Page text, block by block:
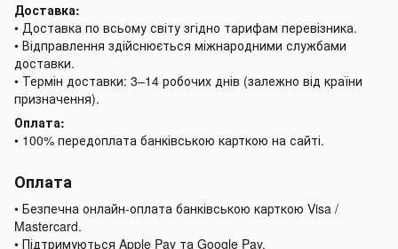
Доставка:
• Доставка по всьому світу згідно тарифам перевізника.
• Відправлення здійснюється міжнародними службами
доставки.
• Термін доставки: 3–14 робочих днів (залежно від країни
призначення).
Оплата:
• 100% передоплата банківською карткою на сайті.
Оплата
• Безпечна онлайн-оплата банківською карткою Visa /
Mastercard.
• Підтримуються Apple Pay та Google Pay.